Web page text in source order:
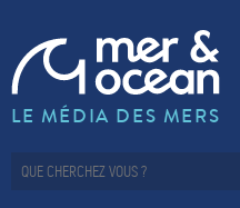
LE MÉDIA DES MERS